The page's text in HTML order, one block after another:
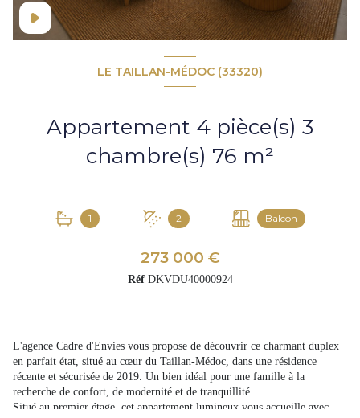
LE TAILLAN-MÉDOC (33320)
Appartement 4 pièce(s) 3
chambre(s) 76 m²
1 2 Balcon
273 000 €
Réf DKVDU40000924
L'agence Cadre d'Envies vous propose de découvrir ce charmant duplex
en parfait état, situé au cœur du Taillan-Médoc, dans une résidence
récente et sécurisée de 2019. Un bien idéal pour une famille à la
recherche de confort, de modernité et de tranquillité.
Situé au premier étage, cet appartement lumineux vous accueille avec